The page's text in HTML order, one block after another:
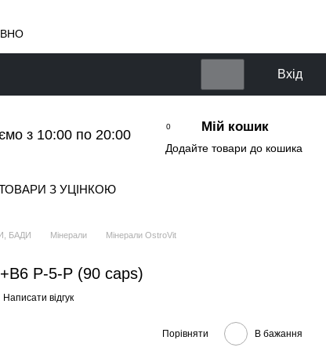
Вхід
з 10:00 по 20:00
0 Мій кошик
Додайте товари до кошика
З УЦІНКОЮ
БАДИ Мінерали
Мінерали OstroVit
P-5-P (90 caps)
Написати відгук
Порівняти В бажання